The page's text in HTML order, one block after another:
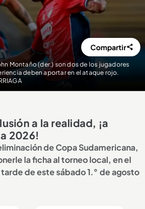
Montaño (der.) son dos de los jugadores
deben aportar en el ataque rojo.
Compartir
a la realidad, ¡a
2026!
de Copa Sudamericana,
la ficha al torneo local, en el
de este sábado 1.° de agosto